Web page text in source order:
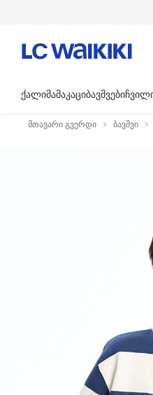
ᲥᲐᲚᲘᲛᲐᲛᲐᲙᲐᲪᲘᲑᲐᲕᲨᲕᲔᲑᲘ
მთავარი გვერდი ბავშვი